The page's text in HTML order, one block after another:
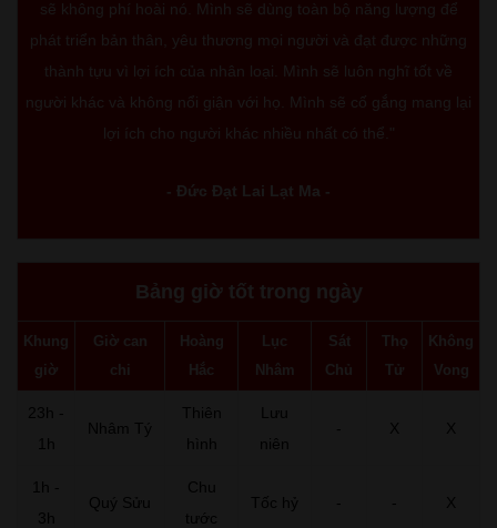
sẽ không phí hoài nó. Mình sẽ dùng toàn bộ năng lượng để
phát triển bản thân, yêu thương mọi người và đạt được những
thành tựu vì lợi ích của nhân loại. Mình sẽ luôn nghĩ tốt về
người khác và không nổi giận với họ. Mình sẽ cố gắng mang lại
lợi ích cho người khác nhiều nhất có thể."
- Đức Đạt Lai Lạt Ma -
Bảng giờ tốt trong ngày
Khung
giờ
Giờ can
chi
Hoàng
Hắc
Lục
Nhâm
Sát
Chủ
Thọ
Tử
Không
Vong
23h -
1h
Nhâm Tý
Thiên
hình
Lưu
niên
- X X
1h -
3h
Quý Sửu
Chu
tước
Tốc hỷ - - X